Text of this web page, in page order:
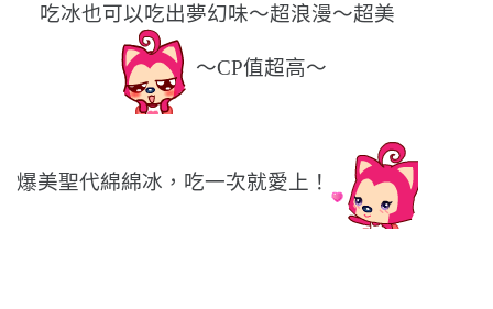
吃冰也可以吃出夢幻味〜超浪漫〜超美
〜CP值超高〜
爆美聖代綿綿冰，吃一次就愛上！